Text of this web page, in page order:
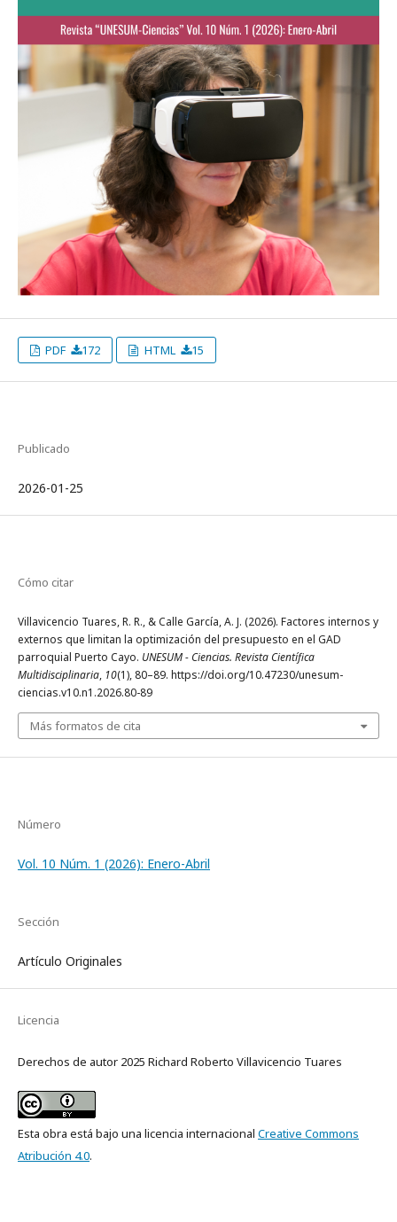
PDF 172 HTML 15
Publicado
2026-01-25
Cómo citar
Villavicencio Tuares, R. R., & Calle García, A. J. (2026). Factores internos y
externos que limitan la optimización del presupuesto en el GAD
parroquial Puerto Cayo. UNESUM - Ciencias. Revista Científica
Multidisciplinaria, 10(1), 80–89. https://doi.org/10.47230/unesum-
ciencias.v10.n1.2026.80-89
Más formatos de cita
Número
Vol. 10 Núm. 1 (2026): Enero-Abril
Sección
Artículo Originales
Licencia
Derechos de autor 2025 Richard Roberto Villavicencio Tuares
Esta obra está bajo una licencia internacional Creative Commons
Atribución 4.0.